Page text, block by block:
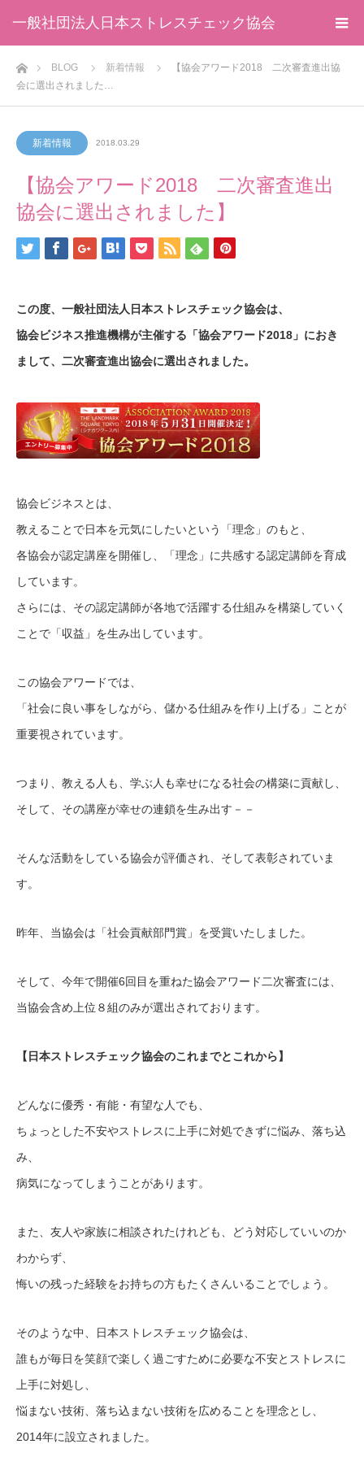
一般社団法人日本ストレスチェック協会
ホームBLOG 新着情報
【協会アワード2018 二次審査進出協
会に選出されました…
新着情報 2018.03.29
【協会アワード2018 二次審査進出
協会に選出されました】
この度、一般社団法人日本ストレスチェック協会は、
協会ビジネス推進機構が主催する「協会アワード2018」におき
まして、二次審査進出協会に選出されました。
協会ビジネスとは、
教えることで日本を元気にしたいという「理念」のもと、
各協会が認定講座を開催し、「理念」に共感する認定講師を育成
しています。
さらには、その認定講師が各地で活躍する仕組みを構築していく
ことで「収益」を生み出しています。
この協会アワードでは、
「社会に良い事をしながら、儲かる仕組みを作り上げる」ことが
重要視されています。
つまり、教える人も、学ぶ人も幸せになる社会の構築に貢献し、
そして、その講座が幸せの連鎖を生み出す－－
そんな活動をしている協会が評価され、そして表彰されていま
す。
昨年、当協会は「社会貢献部門賞」を受賞いたしました。
そして、今年で開催6回目を重ねた協会アワード二次審査には、
当協会含め上位８組のみが選出されております。
【日本ストレスチェック協会のこれまでとこれから】
どんなに優秀・有能・有望な人でも、
ちょっとした不安やストレスに上手に対処できずに悩み、落ち込
み、
病気になってしまうことがあります。
また、友人や家族に相談されたけれども、どう対応していいのか
わからず、
悔いの残った経験をお持ちの方もたくさんいることでしょう。
そのような中、日本ストレスチェック協会は、
誰もが毎日を笑顔で楽しく過ごすために必要な不安とストレスに
上手に対処し、
悩まない技術、落ち込まない技術を広めることを理念とし、
2014年に設立されました。